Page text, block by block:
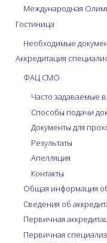
Международная
Гостиница
Необходимые
Аккредитация
ФАЦ СМО
Часто задаваемые
Способы подачи
Документы для
Результаты
Апелляция
Контакты
Общая информация
Сведения об
Первичная
Первичная